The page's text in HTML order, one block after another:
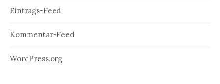
Eintrags-Feed
Kommentar-Feed
WordPress.org